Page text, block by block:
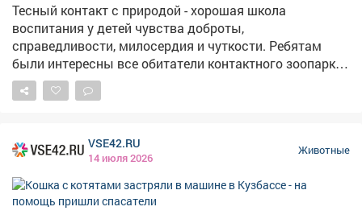
Тесный контакт с природой - хорошая школа
воспитания у детей чувства доброты,
справедливости, милосердия и чуткости. Ребятам
были интересны все обитатели контактного зоопарка:
гуси, овечки, пони, лошади и ослики, куры и утки, козы
и телята. Все животные были открыты и тактичны в
родитель хочет, чтобы его дети выросли
важно с раннего возраста воспитывать в них любовь
к животным. У «мечтателей» эта любовь есть!
VSE42.RU
14 июля 2026
Животные